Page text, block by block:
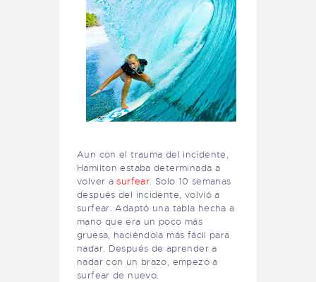
Aun con el trauma del incidente,
Hamilton estaba determinada a
volver asurfear. Solo 10 semanas
después del incidente, volvió a
surfear. Adaptó una tabla hecha a
mano que era un poco más
gruesa, haciéndola más fácil para
nadar. Después de aprender a
nadar con un brazo, empezó a
surfear de nuevo.